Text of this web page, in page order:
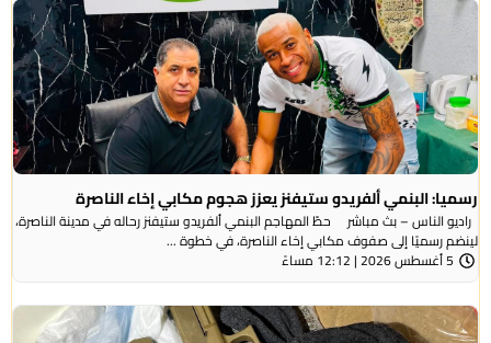
رسميا: البنمي ألفريدو ستيفنز يعزز هجوم مكابي إخاء الناصرة
راديو الناس – بث مباشر حطّ المهاجم البنمي ألفريدو ستيفنز رحاله في مدينة الناصرة،
لينضم رسميًا إلى صفوف مكابي إخاء الناصرة، في خطوة ...
5 أغسطس 2026 | 12:12 مساءً